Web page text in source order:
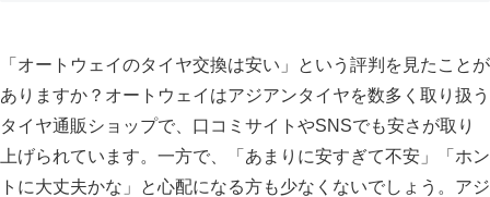
「オートウェイのタイヤ交換は安い」という評判を見たことが
ありますか？オートウェイはアジアンタイヤを数多く取り扱う
タイヤ通販ショップで、口コミサイトやSNSでも安さが取り
上げられています。一方で、「あまりに安すぎて不安」「ホン
トに大丈夫かな」と心配になる方も少なくないでしょう。アジ